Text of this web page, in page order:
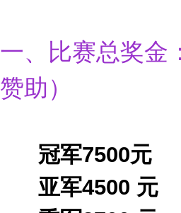
一、比赛总奖金
赞助）
冠军7500元
亚军4500 元